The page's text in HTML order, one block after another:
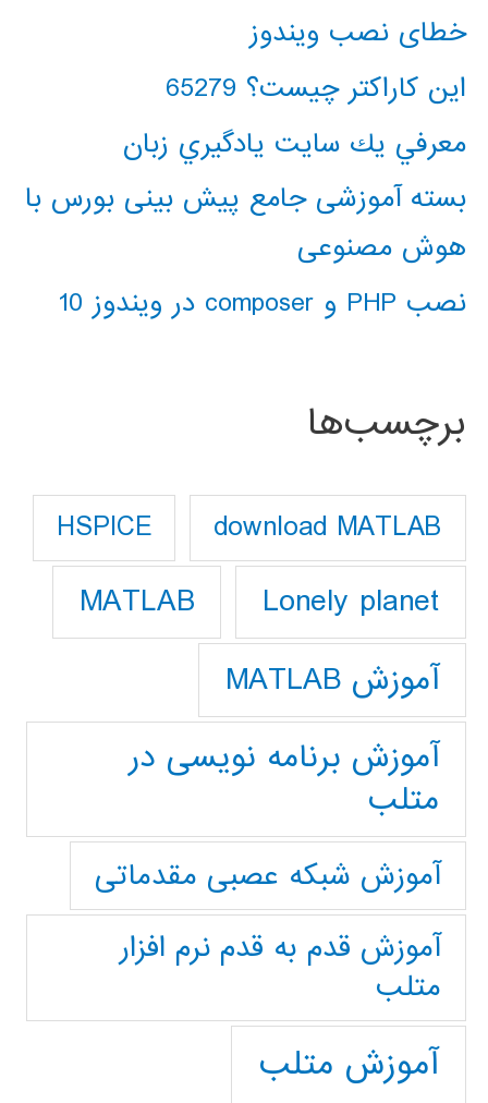
خطای نصب ویندوز
این کاراکتر چیست؟ 65279
معرفي يك سايت يادگيري زبان
بسته آموزشی جامع پیش بینی بورس با
هوش مصنوعی
نصب PHP و composer در ویندوز 10
برچسب‌ها
download MATLAB
HSPICE
Lonely planet
MATLAB
آموزش MATLAB
آموزش برنامه نویسی در
متلب
آموزش شبکه عصبی مقدماتی
آموزش قدم به قدم نرم افزار
متلب
آموزش متلب